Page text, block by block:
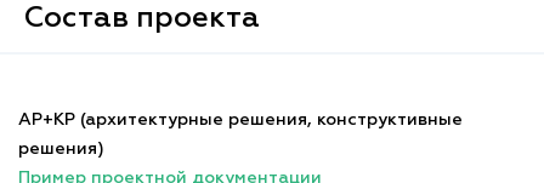
Состав проекта
АР+КР (архитектурные решения, конструктивные
решения)
Пример проектной документации